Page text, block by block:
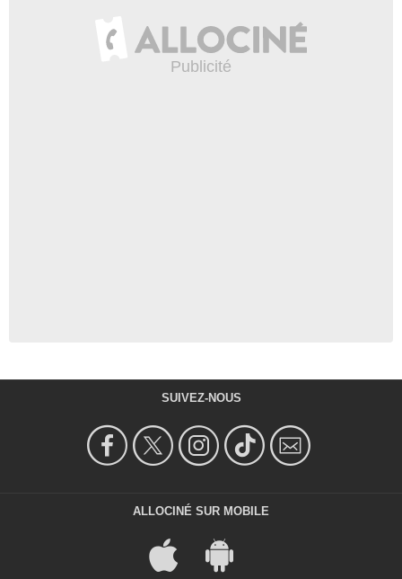
SUIVEZ-NOUS
ALLOCINÉ SUR MOBILE